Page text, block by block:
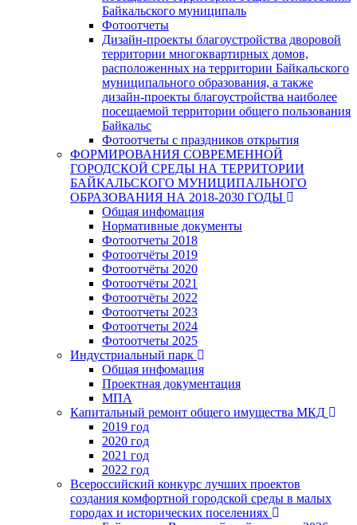
Байкальского муниципаль
Фотоотчеты
Дизайн-проекты благоустройства дворовой
территории многоквартирных домов,
расположенных на территории Байкальского
муниципального образования, а также
дизайн-проекты благоустройства наиболее
посещаемой территории общего пользования
Байкальс
Фотоотчеты с праздников открытия
ФОРМИРОВАНИЯ СОВРЕМЕННОЙ
ГОРОДСКОЙ СРЕДЫ НА ТЕРРИТОРИИ
БАЙКАЛЬСКОГО МУНИЦИПАЛЬНОГО
ОБРАЗОВАНИЯ НА 2018-2030 ГОДЫ
Общая инфомация
Нормативные документы
Фотоотчеты 2018
Фотоотчёты 2019
Фотоотчёты 2020
Фотоотчёты 2021
Фотоотчёты 2022
Фотоотчеты 2023
Фотоотчеты 2024
Фотоотчеты 2025
Индустриальный парк
Общая инфомация
Проектная документация
МПА
Капитальный ремонт общего имущества МКД
2019 год
2020 год
2021 год
2022 год
Всероссийский конкурс лучших проектов
создания комфортной городской среды в малых
городах и исторических поселениях